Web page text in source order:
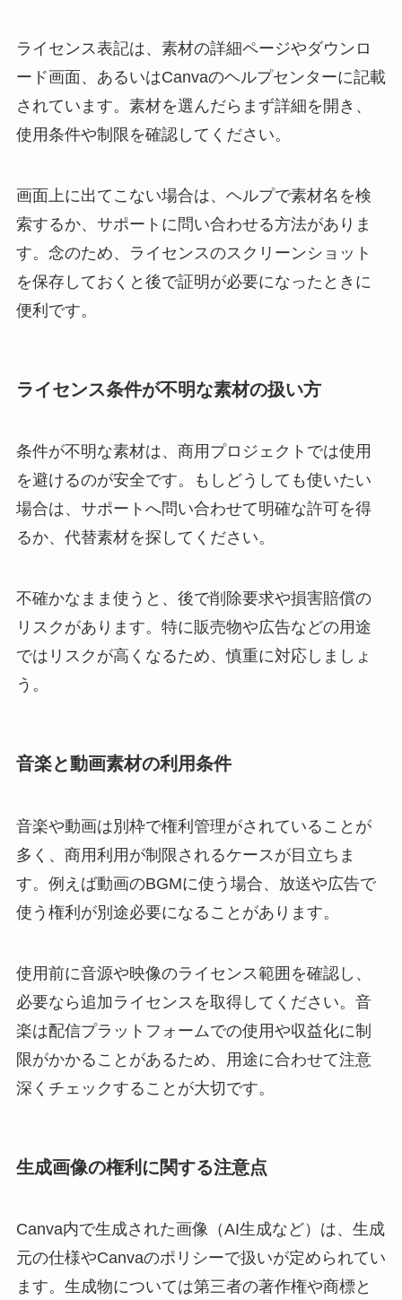
ライセンス表記は、素材の詳細ページやダウンロ
ード画面、あるいはCanvaのヘルプセンターに記載
されています。素材を選んだらまず詳細を開き、
使用条件や制限を確認してください。
画面上に出てこない場合は、ヘルプで素材名を検
索するか、サポートに問い合わせる方法がありま
す。念のため、ライセンスのスクリーンショット
を保存しておくと後で証明が必要になったときに
便利です。
ライセンス条件が不明な素材の扱い方
条件が不明な素材は、商用プロジェクトでは使用
を避けるのが安全です。もしどうしても使いたい
場合は、サポートへ問い合わせて明確な許可を得
るか、代替素材を探してください。
不確かなまま使うと、後で削除要求や損害賠償の
リスクがあります。特に販売物や広告などの用途
ではリスクが高くなるため、慎重に対応しましょ
う。
音楽と動画素材の利用条件
音楽や動画は別枠で権利管理がされていることが
多く、商用利用が制限されるケースが目立ちま
す。例えば動画のBGMに使う場合、放送や広告で
使う権利が別途必要になることがあります。
使用前に音源や映像のライセンス範囲を確認し、
必要なら追加ライセンスを取得してください。音
楽は配信プラットフォームでの使用や収益化に制
限がかかることがあるため、用途に合わせて注意
深くチェックすることが大切です。
生成画像の権利に関する注意点
Canva内で生成された画像（AI生成など）は、生成
元の仕様やCanvaのポリシーで扱いが定められてい
ます。生成物については第三者の著作権や商標と